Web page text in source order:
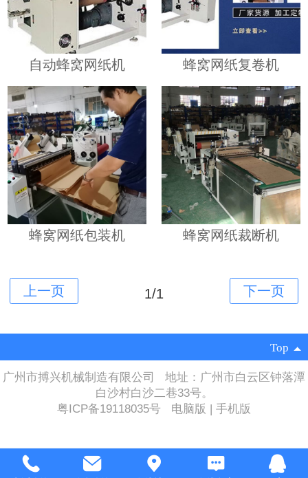
自动蜂窝网纸机 蜂窝网纸复卷机
蜂窝网纸包装机 蜂窝网纸裁断机
1/1
Top
广州市搏兴机械制造有限公司 地址：广州市白云区钟落潭
白沙村白沙二巷33号。
粤ICP备19118035号
电脑版 | 手机版